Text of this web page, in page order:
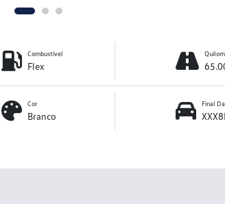
Combustível
Flex
Cor
Branco
Final